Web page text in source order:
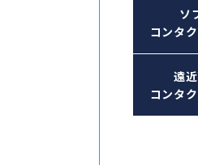
ソ
コンタ
遠
コンタ